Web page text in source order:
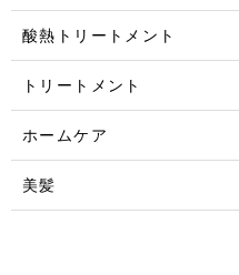
酸熱トリートメント
トリートメント
ホームケア
美髪